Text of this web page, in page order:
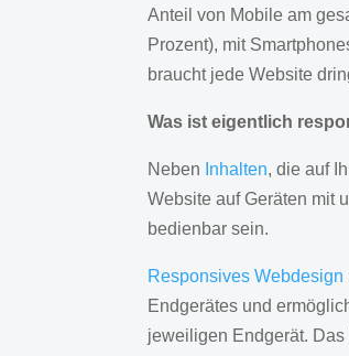
Anteil von Mobile am
Prozent), mit
braucht jede Website
Was ist eigentlich
Neben Inhalten, die auf
Website auf Geräten mit
bedienbar sein.
Responsives Webdesign
Endgerätes und
jeweiligen Endgerät.